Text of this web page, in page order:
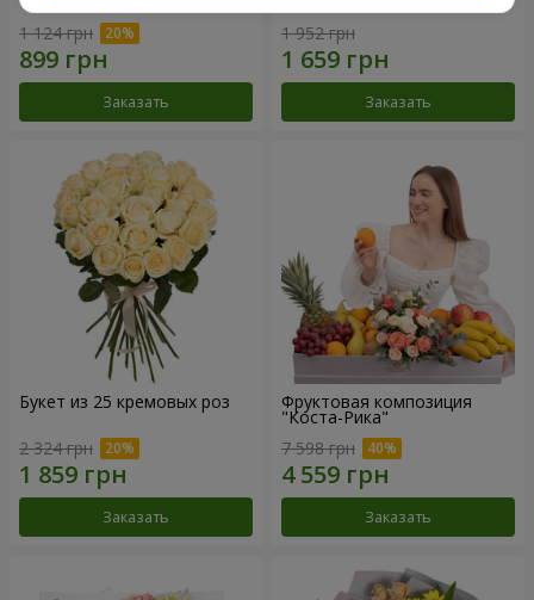
1 124 грн
Заказать
1 952 грн
Заказать
Букет из 25 кремовых роз
2 324 грн
Заказать
Фруктовая композиция
"Коста-Рика"
7 598 грн
Заказать